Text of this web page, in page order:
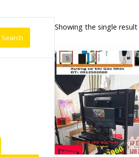
Showing the single result
Search